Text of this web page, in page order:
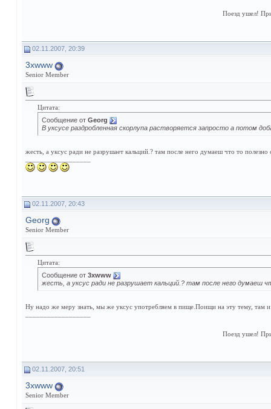
Поезд ушел!
02.11.2007, 20:39
3xwww
Senior Member
Цитата:
Сообщение от Georg
В уксусе раздробленная скорлупа растворяется запросто а потом
жесть, а уксус ради не разрушает кальций.? там после него думаеш что то полезно
02.11.2007, 20:43
Georg
Senior Member
Цитата:
Сообщение от 3xwww
жесть, а уксус ради не разрушает кальций.? там после него думаеш
Ну надо же меру знать, мы же уксус употребляем в пище.Поищи на эту тему, там
Поезд ушел!
02.11.2007, 20:51
3xwww
Senior Member